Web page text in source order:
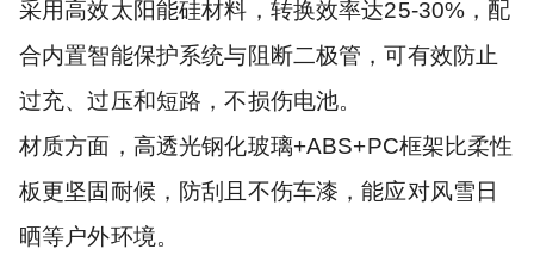
采用高效太阳能硅材料，转换效率达25-30%，配
合内置智能保护系统与阻断二极管，可有效防止
过充、过压和短路，不损伤电池。
材质方面，高透光钢化玻璃+ABS+PC框架比柔性
板更坚固耐候，防刮且不伤车漆，能应对风雪日
晒等户外环境。